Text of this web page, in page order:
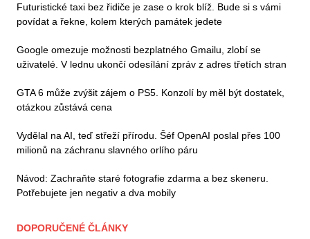
Futuristické taxi bez řidiče je zase o krok blíž. Bude si s vámi
povídat a řekne, kolem kterých památek jedete
Google omezuje možnosti bezplatného Gmailu, zlobí se
uživatelé. V lednu ukončí odesílání zpráv z adres třetích stran
GTA 6 může zvýšit zájem o PS5. Konzolí by měl být dostatek,
otázkou zůstává cena
Vydělal na AI, teď střeží přírodu. Šéf OpenAI poslal přes 100
milionů na záchranu slavného orlího páru
Návod: Zachraňte staré fotografie zdarma a bez skeneru.
Potřebujete jen negativ a dva mobily
DOPORUČENÉ ČLÁNKY